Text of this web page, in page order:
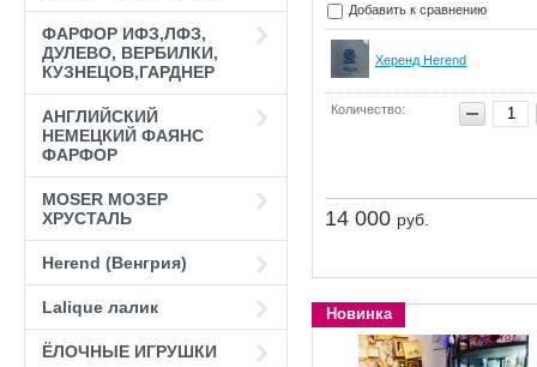
ФАРФОР ИФЗ,ЛФЗ,
ДУЛЕВО, ВЕРБИЛКИ,
КУЗНЕЦОВ,ГАРДНЕР
АНГЛИЙСКИЙ
НЕМЕЦКИЙ ФАЯНС
ФАРФОР
MOSER МОЗЕР
ХРУСТАЛЬ
Herend (Венгрия)
Lalique лалик
ЁЛОЧНЫЕ ИГРУШКИ
Добавить к сравнению
Херенд Herend
Количество:
14 000 руб.
Новинка